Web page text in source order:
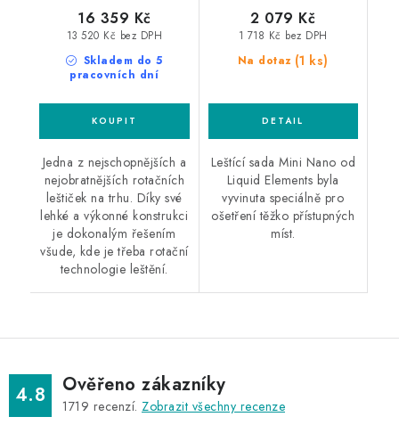
Skladem do 5
pracovních dní
13 520 Kč bez DPH
16 359 Kč
Jedna z nejschopnějších a
nejobratnějších rotačních
leštiček na trhu. Díky své
lehké a výkonné konstrukci
je dokonalým řešením
všude, kde je třeba rotační
technologie leštění.
Na dotaz (1 ks)
1 718 Kč bez DPH
2 079 Kč
Leštící sada Mini Nano od
Liquid Elements byla
vyvinuta speciálně pro
ošetření těžko přístupných
míst.
4.8 Ověřeno zákazníky
1719 recenzí. Zobrazit všechny recenze